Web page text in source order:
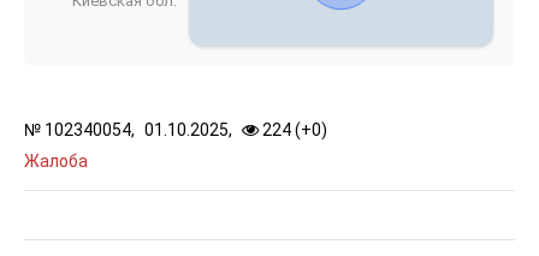
№ 102340054, 01.10.2025, 224 (+0)
Жалоба